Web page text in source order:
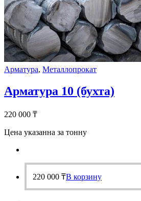
Арматура, Металлопрокат
Арматура 10 (бухта)
220 000 ₸
Цена указанна за тонну
220 000 ₸В корзину